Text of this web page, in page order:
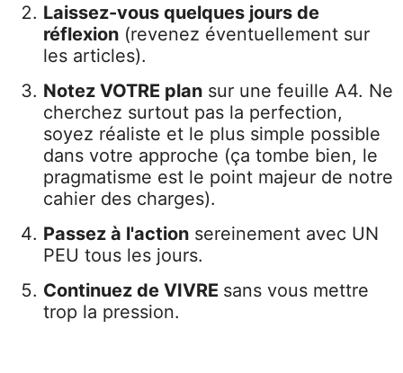
Laissez-vous quelques jours de
réflexion (revenez éventuellement sur
les articles).
Notez VOTRE plan sur une feuille A4. Ne
cherchez surtout pas la perfection,
soyez réaliste et le plus simple possible
dans votre approche (ça tombe bien, le
pragmatisme est le point majeur de notre
cahier des charges).
Passez à l'action sereinement avec UN
PEU tous les jours.
Continuez de VIVRE sans vous mettre
trop la pression.